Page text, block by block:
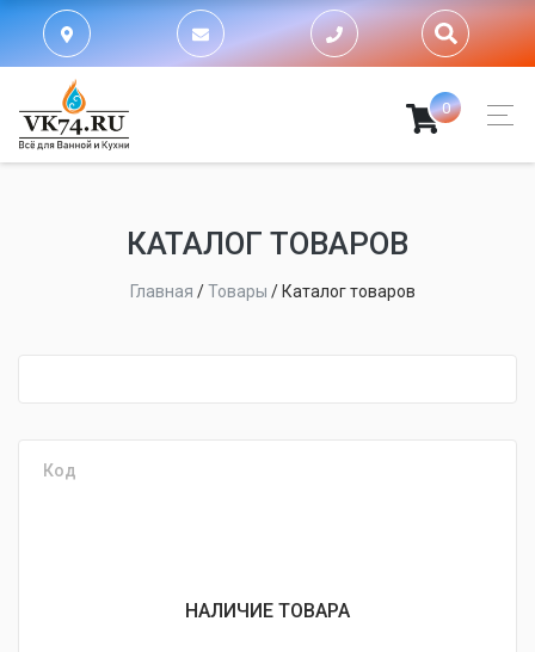
0
КАТАЛОГ ТОВАРОВ
Главная /Товары / Каталог товаров
Код
НАЛИЧИЕ ТОВАРА